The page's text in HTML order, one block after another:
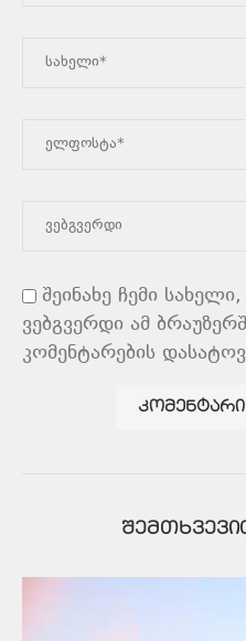
შეინახე ჩემი
ვებგვერდი ამ
კომენტარების